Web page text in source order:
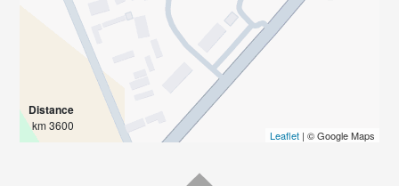
Distance
3600 km
Leaflet| © Google Maps